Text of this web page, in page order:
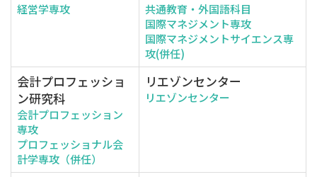
経営学専攻
共通教育・外国語科目
国際マネジメント専攻
国際マネジメントサイエンス専
攻(併任)
会計プロフェッショ
ン研究科
会計プロフェッション
専攻
プロフェッショナル会
計学専攻（併任）
リエゾンセンター
リエゾンセンター